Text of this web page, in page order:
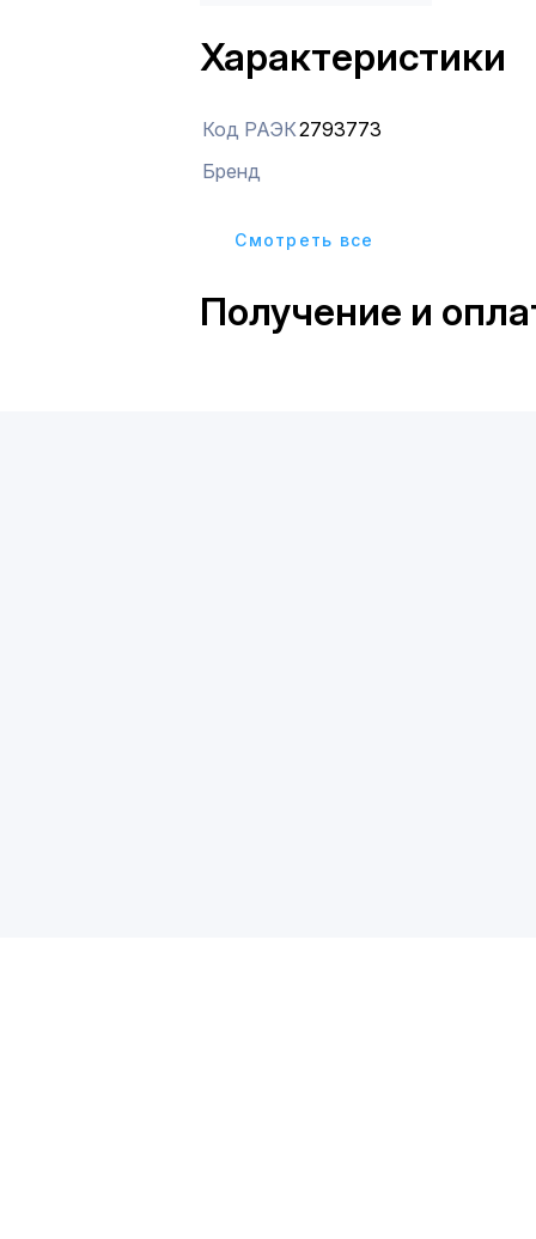
Характеристики
Код РАЭК2793773
Бренд
Cмотреть все
Получение и